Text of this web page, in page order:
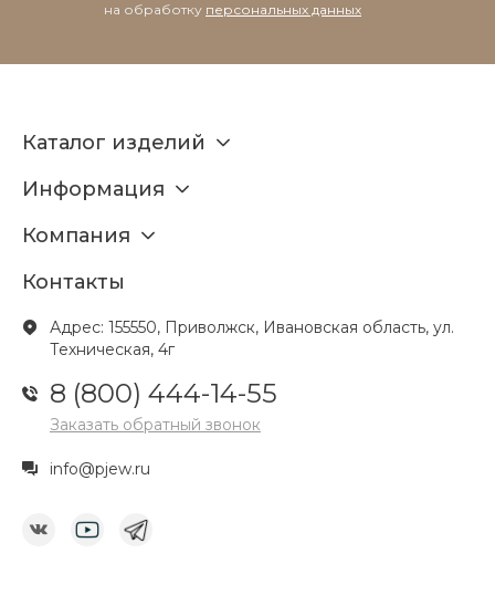
на обработку персональных данных
Каталог изделий
Информация
Компания
Контакты
Адрес: 155550, Приволжск, Ивановская область, ул.
Техническая, 4г
8 (800) 444-14-55
Заказать обратный звонок
info@pjew.ru